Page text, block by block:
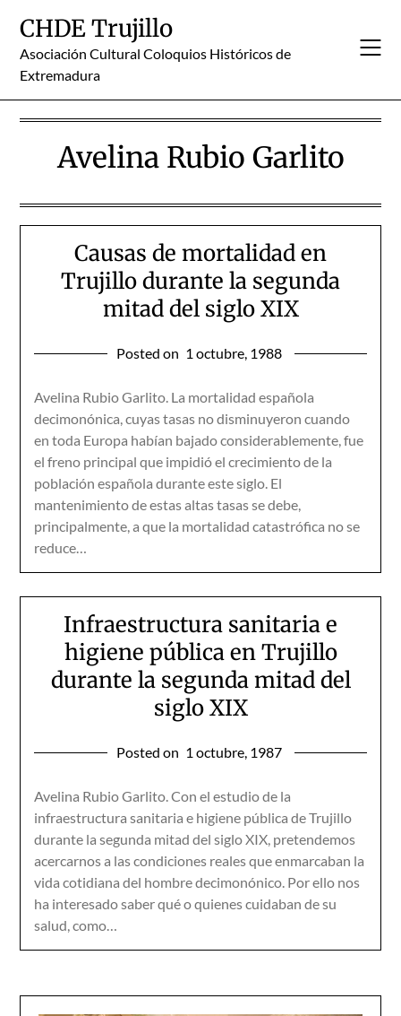
content
CHDE Trujillo
Asociación Cultural Coloquios Históricos de
Extremadura
Avelina Rubio Garlito
Causas de mortalidad en
Trujillo durante la segunda
mitad del siglo XIX
Posted on 1 octubre, 1988
Avelina Rubio Garlito. La mortalidad española
decimonónica, cuyas tasas no disminuyeron cuando
en toda Europa habían bajado considerablemente, fue
el freno principal que impidió el crecimiento de la
población española durante este siglo. El
mantenimiento de estas altas tasas se debe,
principalmente, a que la mortalidad catastrófica no se
reduce…
Infraestructura sanitaria e
higiene pública en Trujillo
durante la segunda mitad del
siglo XIX
Posted on 1 octubre, 1987
Avelina Rubio Garlito. Con el estudio de la
infraestructura sanitaria e higiene pública de Trujillo
durante la segunda mitad del siglo XIX, pretendemos
acercarnos a las condiciones reales que enmarcaban la
vida cotidiana del hombre decimonónico. Por ello nos
ha interesado saber qué o quienes cuidaban de su
salud, como…